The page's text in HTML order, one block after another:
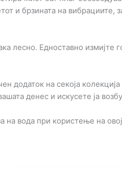
и брзината на
лесно. Едноставно измијте
додаток на секоја
денес и искусете ја
на вода при користење на